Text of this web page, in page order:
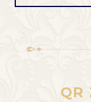
QR